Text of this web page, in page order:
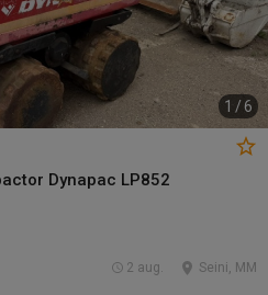
1 /6
Dynapac LP852
Seini, MM
2 aug.